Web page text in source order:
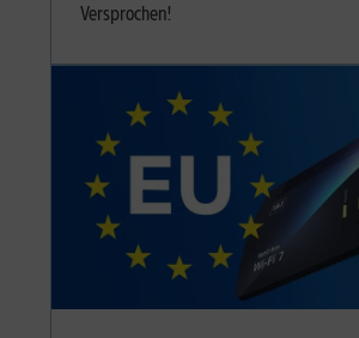
Versprochen!